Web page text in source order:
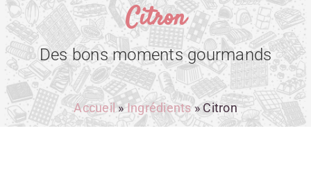
Citron
Des bons moments gourmands
Accueil»Ingrédients»Citron